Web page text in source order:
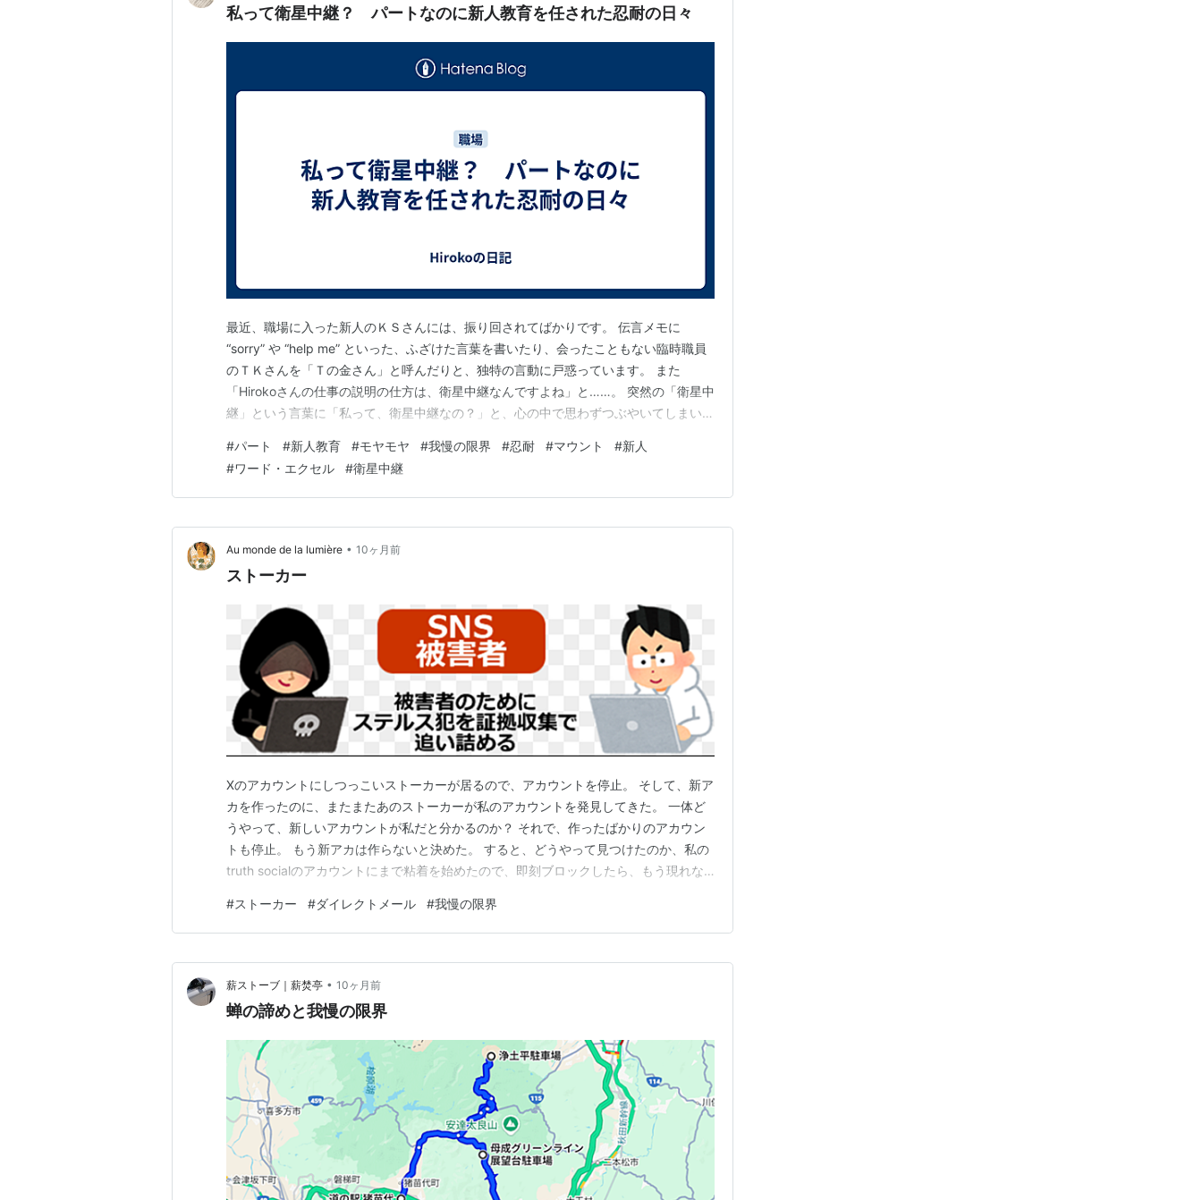
私って衛星中継？ パートなのに新人教育を任された忍耐の日々
最近、職場に入った新人のＫＳさんには、振り回されてばかりです。 伝言メモに
“sorry” や “help me” といった、ふざけた言葉を書いたり、会ったこともない臨時職員
のＴＫさんを「Ｔの金さん」と呼んだりと、独特の言動に戸惑っています。 また
「Hirokoさんの仕事の説明の仕方は、衛星中継なんですよね」と……。 突然の「衛星中
継」という言葉に「私って、衛星中継なの？」と、心の中で思わずつぶやいてしまいま
という意味らしく「こちらと同じ空気を共有していない」とういう意味にもとれます。
そのほかにも「想像していた職場…
#パート #新人教育 #モヤモヤ #我慢の限界 #忍耐 #マウント #新人
#ワード・エクセル #衛星中継
Au monde de la lumière • 10ヶ月前
ストーカー
Xのアカウントにしつっこいストーカーが居るので、アカウントを停止。 そして、新ア
カを作ったのに、またまたあのストーカーが私のアカウントを発見してきた。 一体ど
うやって、新しいアカウントが私だと分かるのか？ それで、作ったばかりのアカウン
トも停止。 もう新アカは作らないと決めた。 すると、どうやって見つけたのか、私の
truth socialのアカウントにまで粘着を始めたので、即刻ブロックしたら、もう現れな
以外の新規登録はできない仕様になったので、もう二度と、別垢を作って粘着する事は
できないだろう🔥これで邪魔される事なく…
#ストーカー #ダイレクトメール #我慢の限界
薪ストーブ｜薪焚亭 • 10ヶ月前
蝉の諦めと我慢の限界